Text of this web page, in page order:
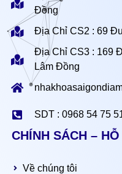
Đồng
Địa Chỉ CS2 : 69
Địa Chỉ CS3 : 169
Lâm Đồng
SDT : 0968 54 75
CHÍNH SÁCH –
Về chúng tôi